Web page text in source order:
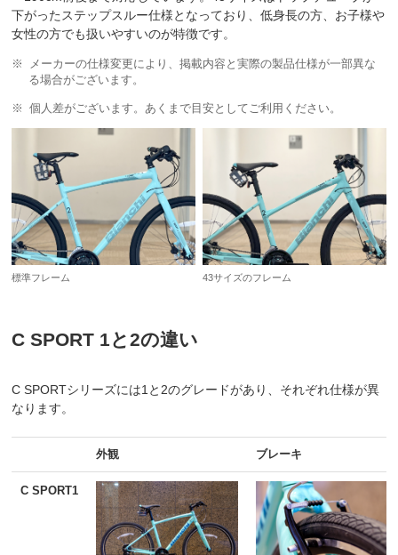
下がったステップスルー仕様となっており、低身長の方、お子様や
女性の方でも扱いやすいのが特徴です。
メーカーの仕様変更により、掲載内容と実際の製品仕様が一部異な
る場合がございます。
個人差がございます。あくまで目安としてご利用ください。
標準フレーム 43サイズのフレーム
C SPORT 1と2の違い
C SPORTシリーズには1と2のグレードがあり、それぞれ仕様が異
なります。
外観 ブレーキ
C SPORT1